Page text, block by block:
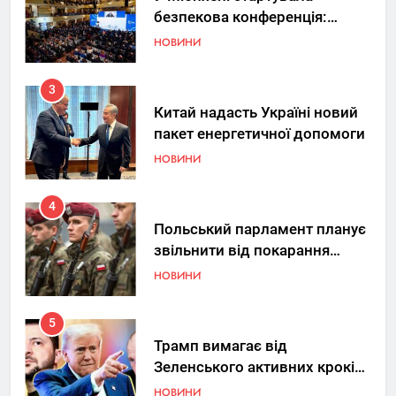
безпекова конференція:
Україна знову у фокусі світу
НОВИНИ
3
Китай надасть Україні новий
пакет енергетичної допомоги
НОВИНИ
4
Польський парламент планує
звільнити від покарання
добровольців ЗСУ
НОВИНИ
5
Трамп вимагає від
Зеленського активних кроків
у мирному процесі
НОВИНИ